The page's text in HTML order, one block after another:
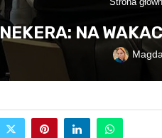
NEKERA: NA